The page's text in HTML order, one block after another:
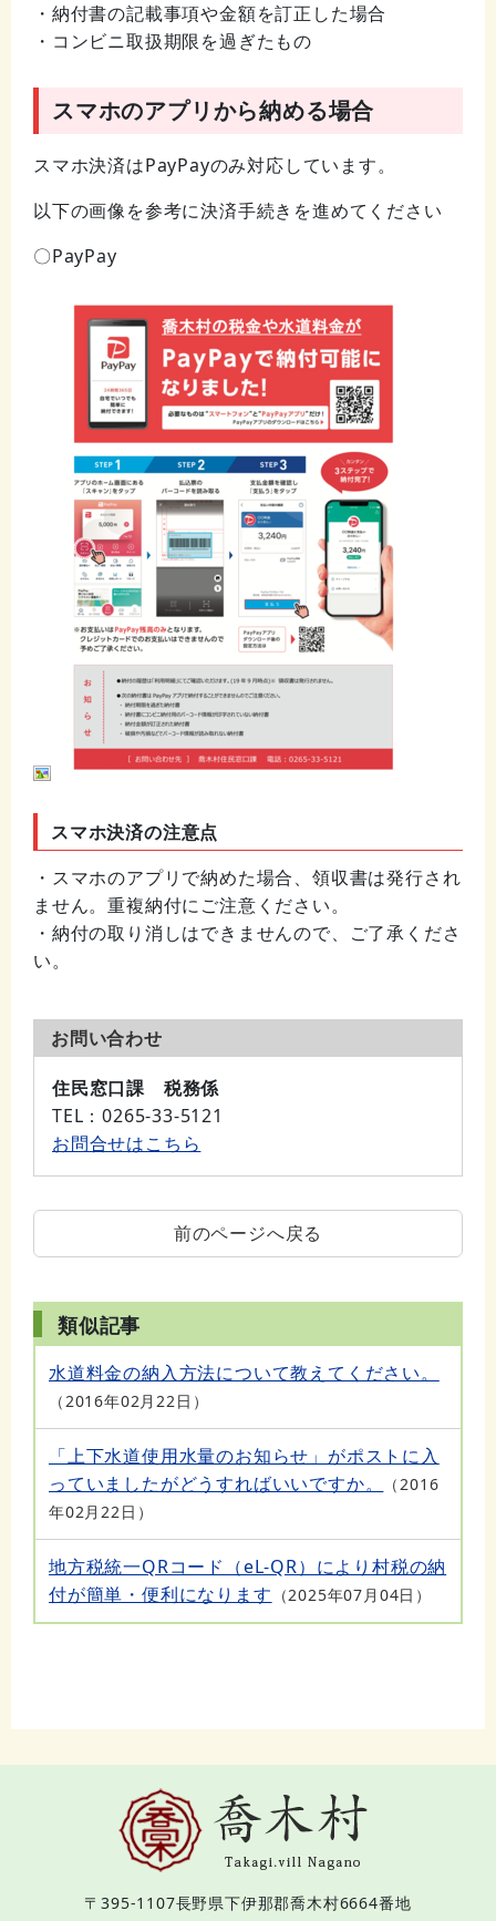
・納付書の記載事項や金額を訂正した場合
・コンビニ取扱期限を過ぎたもの
スマホのアプリから納める場合
スマホ決済はPayPayのみ対応しています。
以下の画像を参考に決済手続きを進めてください
〇PayPay
スマホ決済の注意点
・スマホのアプリで納めた場合、領収書は発行され
ません。重複納付にご注意ください。
・納付の取り消しはできませんので、ご了承くださ
い。
お問い合わせ
住民窓口課 税務係
TEL ：0265-33-5121
お問合せはこちら
前のページへ戻る
類似記事
水道料金の納入方法について教えてください。
2016年02月22日
「上下水道使用水量のお知らせ」がポストに入
っていましたがどうすればいいですか。
2016
年02月22日
地方税統一QRコード（eL-QR）により村税の納
付が簡単・便利になります
2025年07月04日
〒395-1107長野県下伊那郡喬木村6664番地